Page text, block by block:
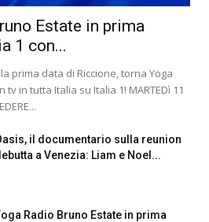
Estate in prima
1 con...
prima data di Riccione, torna Yoga
tv in tutta Italia su Italia 1! MARTEDì 11
il documentario sulla reunion
a Venezia: Liam e Noel...
Radio Bruno Estate in prima